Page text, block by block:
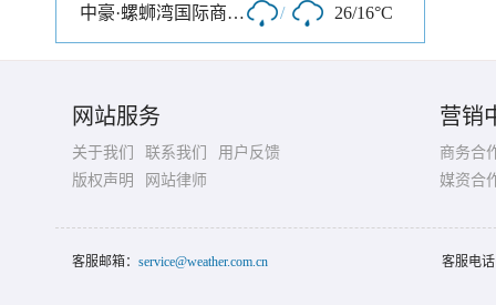
中豪·螺蛳湾国际商贸城 / 26/16°C
网站服务
关于我们 联系我们
用户反馈
版权声明
网站律师
营销
商务合
媒资合
客服邮箱： service@weather.com.cn 客服电